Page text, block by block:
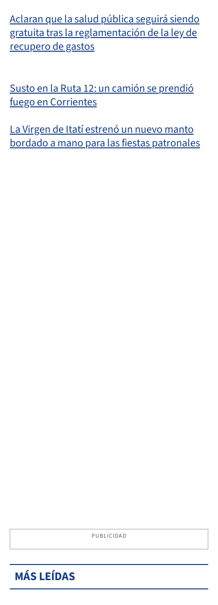
Aclaran que la salud pública seguirá siendo
gratuita tras la reglamentación de la ley de
recupero de gastos
Susto en la Ruta 12: un camión se prendió
fuego en Corrientes
La Virgen de Itatí estrenó un nuevo manto
bordado a mano para las fiestas patronales
PUBLICIDAD
MÁS LEÍDAS